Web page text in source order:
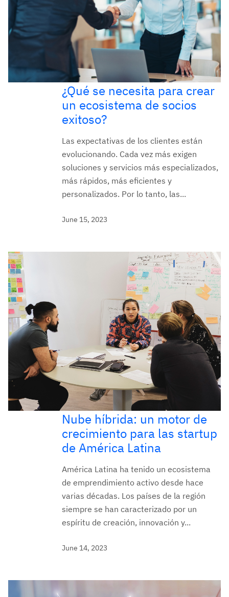
¿Qué se necesita para crear
un ecosistema de socios
exitoso?
Las expectativas de los clientes están
evolucionando. Cada vez más exigen
soluciones y servicios más especializados,
más rápidos, más eficientes y
personalizados. Por lo tanto, las...
June 15, 2023
Nube híbrida: un motor de
crecimiento para las startup
de América Latina
América Latina ha tenido un ecosistema
de emprendimiento activo desde hace
varias décadas. Los países de la región
siempre se han caracterizado por un
espíritu de creación, innovación y...
June 14, 2023